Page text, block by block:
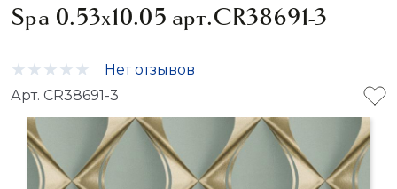
Spa 0.53x10.05 арт.CR38691-3
Нет отзывов
Арт. CR38691-3